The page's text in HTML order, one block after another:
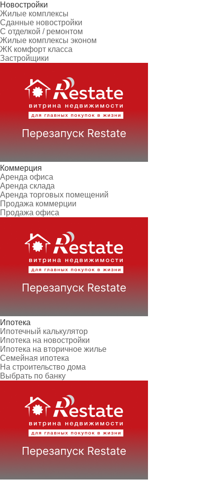
Новостройки
Жилые комплексы
Сданные новостройки
С отделкой / ремонтом
Жилые комплексы эконом
ЖК комфорт класса
Застройщики
Коммерция
Аренда офиса
Аренда склада
Аренда торговых помещений
Продажа коммерции
Продажа офиса
Ипотека
Ипотечный калькулятор
Ипотека на новостройки
Ипотека на вторичное жилье
Семейная ипотека
На строительство дома
Выбрать по банку